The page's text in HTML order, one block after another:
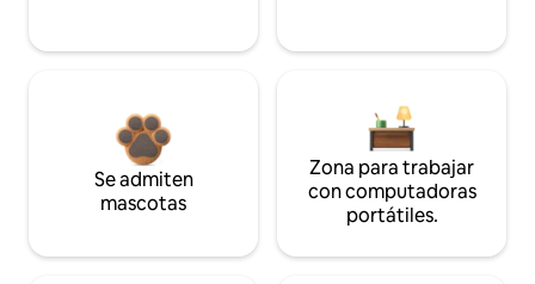
Se admiten
mascotas
Zona para trabajar
con computadoras
portátiles.